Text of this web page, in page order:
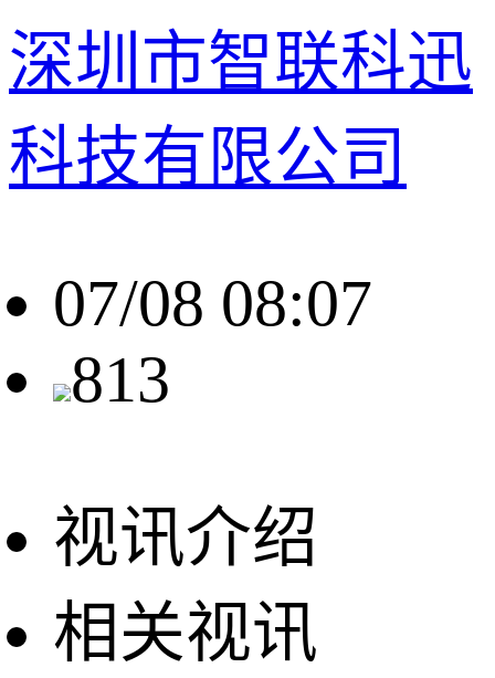
深圳市智联科迅
科技有限公司
07/08 08:07
813
视讯介绍
相关视讯